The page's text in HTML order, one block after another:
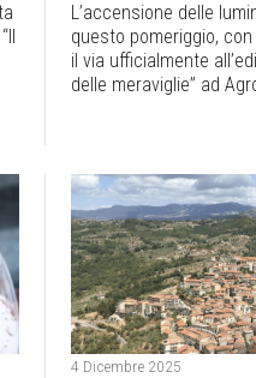
L’accensione delle
questo pomeriggio,
il via ufficialmente
delle meraviglie” ad
4 Dicembre 2025